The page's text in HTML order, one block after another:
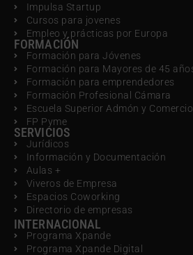
Impulsa Startup
Cursos para jovenes
Empleo y prácticas por Europa
FORMACIÓN
Formación para Jóvenes
Formación para Mayores de 45
Formación para emprendedores
Formación Profesional Cámara
Escuela Superior Admón y Comercio
FP Pyme
SERVICIOS
Jurídicos
Información y Documentación
Aulas +
Viveros de Empresa
Espacios Coworking
Directorio de empresas
INTERNACIONAL
Programa Xpande
Programa Xpande Digital